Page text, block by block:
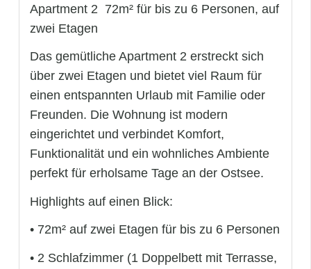
Apartment 2  72m² für bis zu 6 Personen, auf
zwei Etagen
Das gemütliche Apartment 2 erstreckt sich
über zwei Etagen und bietet viel Raum für
einen entspannten Urlaub mit Familie oder
Freunden. Die Wohnung ist modern
eingerichtet und verbindet Komfort,
Funktionalität und ein wohnliches Ambiente 
perfekt für erholsame Tage an der Ostsee.
Highlights auf einen Blick:
• 72m² auf zwei Etagen für bis zu 6 Personen
• 2 Schlafzimmer (1 Doppelbett mit Terrasse,